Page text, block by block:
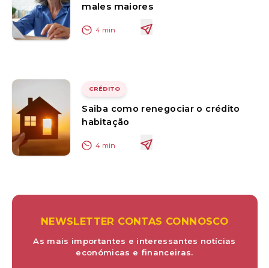
males maiores
4 min
CRÉDITO
Saiba como renegociar o crédito
habitação
4 min
NEWSLETTER CONTAS CONNOSCO
As mais importantes e interessantes notícias
económicas e financeiras.